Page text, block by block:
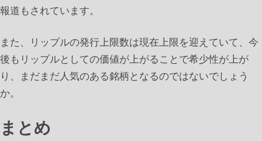
報道もされています。
また、リップルの発行上限数は現在上限を迎えていて、今
後もリップルとしての価値が上がることで希少性が上が
り、まだまだ人気のある銘柄となるのではないでしょう
か。
まとめ